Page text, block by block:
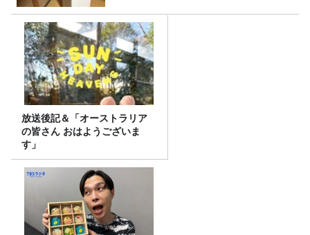
放送後記＆「オーストラリア
の皆さん おはようございま
す」